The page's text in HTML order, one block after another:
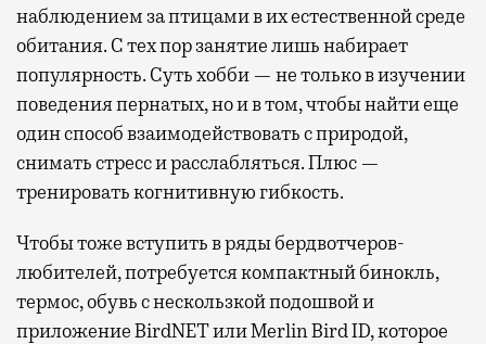
наблюдением за птицами в их естественной среде
обитания. С тех пор занятие лишь набирает
популярность. Суть хобби — не только в изучении
поведения пернатых, но и в том, чтобы найти еще
один способ взаимодействовать с природой,
снимать стресс и расслабляться. Плюс —
тренировать когнитивную гибкость.
Чтобы тоже вступить в ряды бердвотчеров-
любителей, потребуется компактный бинокль,
термос, обувь с нескользкой подошвой и
приложение BirdNET или Merlin Bird ID, которое